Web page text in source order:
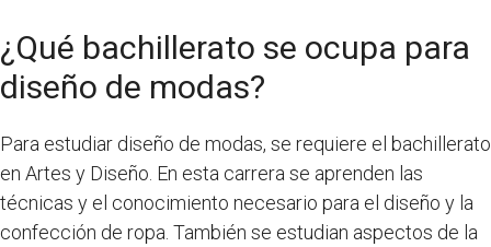
¿Qué bachillerato se ocupa para
diseño de modas?
Para estudiar diseño de modas, se requiere el bachillerato
en Artes y Diseño. En esta carrera se aprenden las
técnicas y el conocimiento necesario para el diseño y la
confección de ropa. También se estudian aspectos de la